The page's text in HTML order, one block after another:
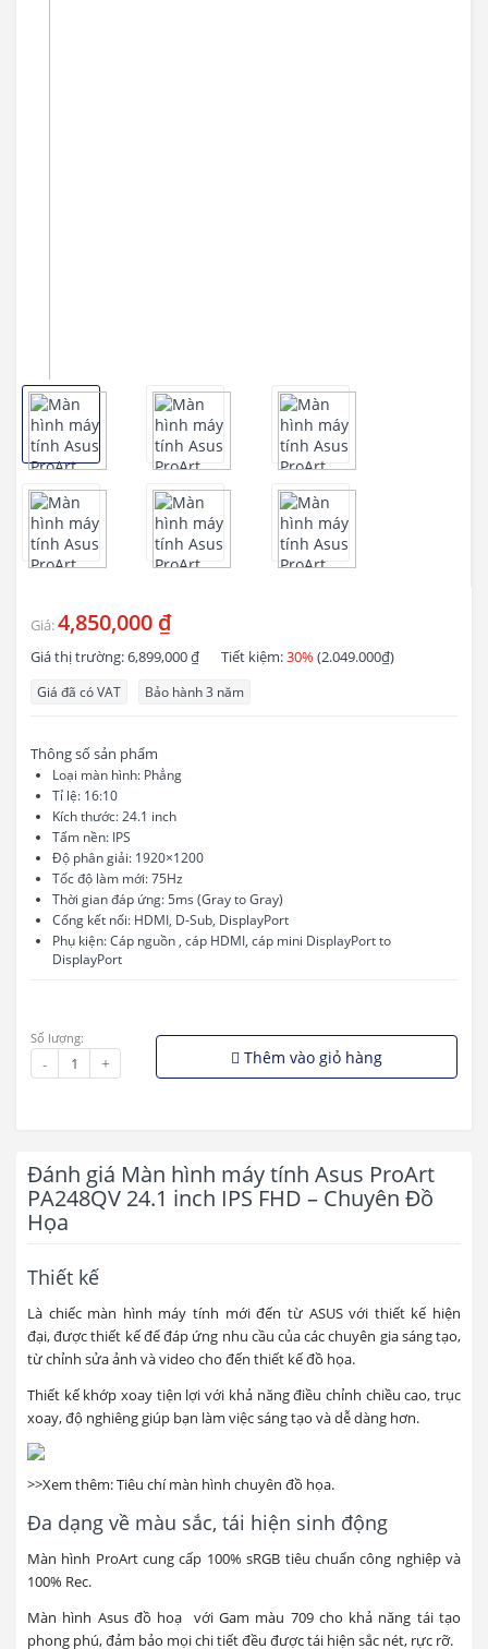
Giá:4,850,000 ₫
Giá thị trường:6,899,000 ₫ Tiết kiệm:30% (2.049.000₫)
Giá đã có VAT Bảo hành 3 năm
Thông số sản phẩm
Loại màn hình: Phẳng
Tỉ lệ: 16:10
Kích thước: 24.1 inch
Tấm nền: IPS
Độ phân giải: 1920×1200
Tốc độ làm mới: 75Hz
Thời gian đáp ứng: 5ms (Gray to Gray)
Cổng kết nối: HDMI, D-Sub, DisplayPort
Phụ kiện: Cáp nguồn , cáp HDMI, cáp mini DisplayPort to
DisplayPort
Số lượng:
- + Thêm vào giỏ hàng
Đánh giá Màn hình máy tính Asus ProArt
PA248QV 24.1 inch IPS FHD – Chuyên Đồ
Họa
Thiết kế
Là chiếc màn hình máy tính mới đến từ ASUS với thiết kế hiện
đại, được thiết kế để đáp ứng nhu cầu của các chuyên gia sáng tạo,
từ chỉnh sửa ảnh và video cho đến thiết kế đồ họa.
Thiết kế khớp xoay tiện lợi với khả năng điều chỉnh chiều cao, trục
xoay, độ nghiêng giúp bạn làm việc sáng tạo và dễ dàng hơn.
>>Xem thêm: Tiêu chí màn hình chuyên đồ họa.
Đa dạng về màu sắc, tái hiện sinh động
Màn hình ProArt cung cấp 100% sRGB tiêu chuẩn công nghiệp và
100% Rec.
Màn hình Asus đồ hoạ với Gam màu 709 cho khả năng tái tạo
phong phú, đảm bảo mọi chi tiết đều được tái hiện sắc nét, rực rỡ.